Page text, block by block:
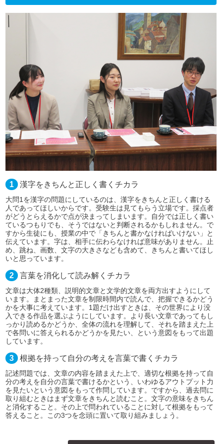
1 漢字をきちんと正しく書くチカラ
大問1を漢字の問題にしているのは、漢字をきちんと正しく書ける
人であってほしいからです。受験生は見てもらう立場です。採点者
がどうとらえるかで点が決まってしまいます。自分では正しく書い
ているつもりでも、そうではないと判断されるかもしれません。で
すから生徒にも、授業の中で「きちんと書かなければいけない」と
伝えています。字は、相手に伝わらなければ意味がありません。止
め、跳ね、画数、文字の大きさなども含めて、きちんと書いてほし
いと思っています。
2 言葉を消化して読み解くチカラ
文章は大体2種類、説明的文章と文学的文章を両方出すようにして
います。まとまった文章を制限時間内で読んで、把握できるかどう
かを大事に考えています。1題だけ出すときは、その世界により没
入できる作品を選ぶようにしています。より長い文章であってもし
っかり読めるかどうか、全体の流れを理解して、それを踏まえた上
で各問いに答えられるかどうかを見たい、という意図をもって出題
しています。
3 根拠を持って自分の考えを言葉で書くチカラ
記述問題では、文章の内容を踏まえた上で、適切な根拠を持って自
分の考えを自分の言葉で書けるかという、いわゆるアウトプット力
を見たいという意図をもって作問しています。ですから、過去問に
取り組むときはまず文章をきちんと読むこと。文字の意味をきちん
と消化すること。その上で問われていることに対して根拠をもって
答えること。この3つを念頭に置いて取り組みましょう。